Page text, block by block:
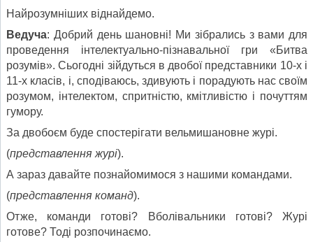
Найрозумніших віднайдемо.
Ведуча: Добрий день шановні! Ми зібрались з вами для
проведення інтелектуально-пізнавальної гри «Битва
розумів». Сьогодні зійдуться в двобої представники 10-х і
11-х класів, і, сподіваюсь, здивують і порадують нас своїм
розумом, інтелектом, спритністю, кмітливістю і почуттям
гумору.
За двобоєм буде спостерігати вельмишановне журі.
(представлення журі).
А зараз давайте познайомимося з нашими командами.
(представлення команд).
Отже, команди готові? Вболівальники готові? Журі
готове? Тоді розпочинаємо.